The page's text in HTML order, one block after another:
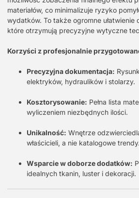
materiałów, co minimalizuje ryzyko
wydatków. To także ogromne ułatwienie
które otrzymują precyzyjne wytyczne
Korzyści z profesjonalnie
Precyzyjna dokumentacja:
elektryków, hydraulików i stolarzy.
Kosztorysowanie: Pełna lista
wyliczeniem niezbędnych ilości.
Unikalność: Wnętrze
właścicieli, a nie katalogowe trendy.
Wsparcie w doborze dodatków:
idealnych tkanin, luster i dekoracji.